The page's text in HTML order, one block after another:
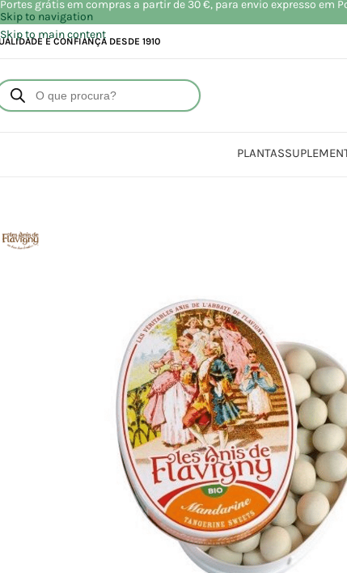
Skip to navigation
Skip to main content
E CONFIANÇA DESDE 1910
PLANTAS
Portes grátis em compras a partir de 30 €, para envio expresso em